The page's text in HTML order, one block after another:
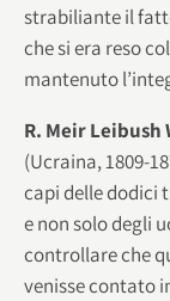
strabiliante il
che si era reso
mantenuto
R. Meir Leibush
(Ucraina, 1809-
capi delle dodici
e non solo degli
controllare che
venisse contato